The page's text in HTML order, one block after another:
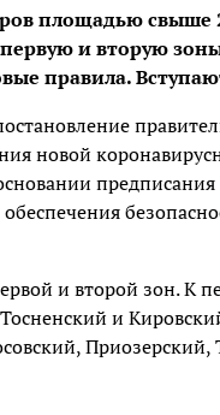
площадью свыше
и вторую
правила.
новой
и второй зон. К
и